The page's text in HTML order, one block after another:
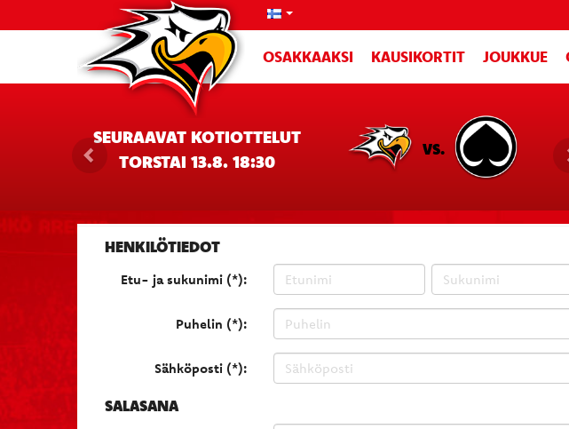
OSAKKAAKSI KAUSIKORTIT JOUKKUE
SEURAAVAT KOTIOTTELUT
TORSTAI 13.8. 18:30
VS.
HENKILÖTIEDOT
Etu- ja sukunimi (*):
Puhelin (*):
Sähköposti (*):
SALASANA